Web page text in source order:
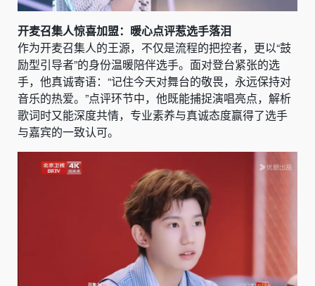
开麦召集人惊喜加盟：暖心点评惹选手落泪
作为开麦召集人的王源，不仅是流程的把控者，更以“鼓
励型引导者”的身份温暖陪伴选手。面对登台紧张的选
手，他真诚寄语：“记住今天对舞台的敬畏，永远保持对
音乐的热爱。”点评环节中，他既能捕捉演唱亮点，解析
歌词时又能深度共情，专业素养与真诚态度赢得了选手
与嘉宾的一致认可。